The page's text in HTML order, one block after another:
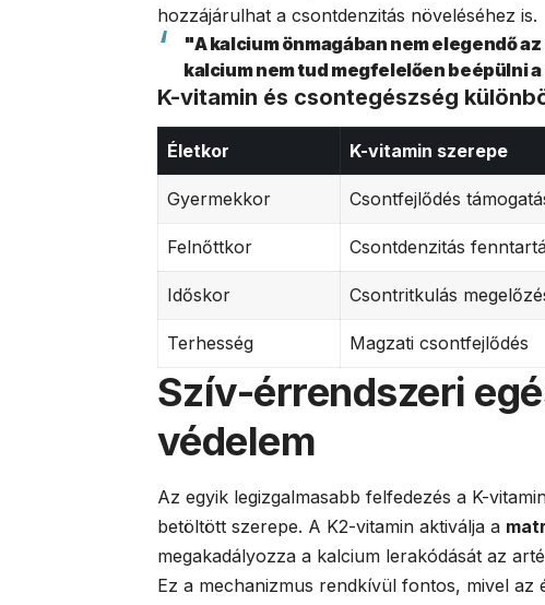
hozzájárulhat a csontdenzitás növeléséhez is.
"A kalcium önmagában nem elegendő
kalcium nem tud megfelelően beépülni
K-vitamin és csontegészség
Életkor K-vitamin szerepe
Gyermekkor Csontfejlődés
Felnőttkor Csontdenzitás
Időskor Csontritkulás
Terhesség Magzati csontfejlődés
Szív-érrendszeri
védelem
Az egyik legizgalmasabb felfedezés a K-
betöltött szerepe. A K2-vitamin aktiválja a
megakadályozza a kalcium lerakódását az
Ez a mechanizmus rendkívül fontos, mivel